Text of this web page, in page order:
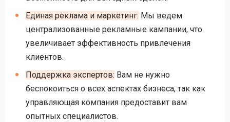
Единая реклама и маркетинг: Мы ведем
централизованные рекламные кампании, что
увеличивает эффективность привлечения
клиентов.
Поддержка экспертов: Вам не нужно
беспокоиться о всех аспектах бизнеса, так как
управляющая компания предоставит вам
опытных специалистов.